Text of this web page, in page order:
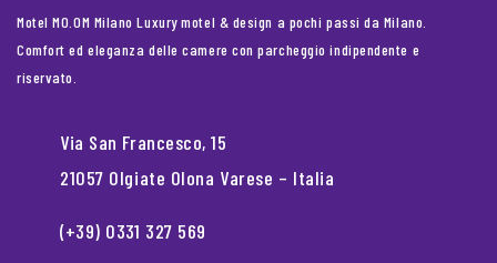
Motel MO.OM Milano Luxury motel & design a pochi passi da Milano.
Comfort ed eleganza delle camere con parcheggio indipendente e
riservato.
Via San Francesco, 15
21057 Olgiate Olona Varese – Italia
(+39) 0331 327 569